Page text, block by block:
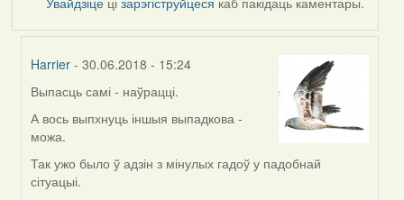
Harrier - 30.06.2018 - 15:24
In
reply
to
Могилев
(госць)
Выпасць самі - наўрацці.
А вось выпхнуць іншыя выпадкова -
можа.
Так ужо было ў адзін з мінулых гадоў у падобнай
сітуацыі.